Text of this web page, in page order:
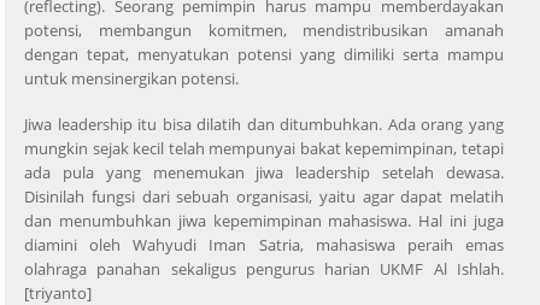
(reflecting). Seorang pemimpin harus mampu memberdayakan
potensi, membangun komitmen, mendistribusikan amanah
dengan tepat, menyatukan potensi yang dimiliki serta mampu
untuk mensinergikan potensi.
Jiwa leadership itu bisa dilatih dan ditumbuhkan. Ada orang yang
mungkin sejak kecil telah mempunyai bakat kepemimpinan, tetapi
ada pula yang menemukan jiwa leadership setelah dewasa.
Disinilah fungsi dari sebuah organisasi, yaitu agar dapat melatih
dan menumbuhkan jiwa kepemimpinan mahasiswa. Hal ini juga
diamini oleh Wahyudi Iman Satria, mahasiswa peraih emas
olahraga panahan sekaligus pengurus harian UKMF Al Ishlah.
[triyanto]